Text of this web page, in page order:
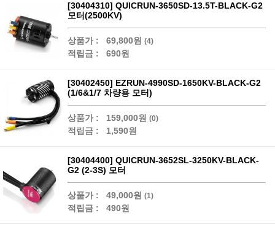
[30404310] QUICRUN-3650SD-13.5T-BLACK-G2
모터(2500KV)
상품가 : 69,800원 (4)
적립금 : 690원
[30402450] EZRUN-4990SD-1650KV-BLACK-G2
(1/6&1/7 차량용 모터)
상품가 : 159,000원 (0)
적립금 : 1,590원
[30404400] QUICRUN-3652SL-3250KV-BLACK-
G2 (2-3S) 모터
상품가 : 49,000원 (1)
적립금 : 490원